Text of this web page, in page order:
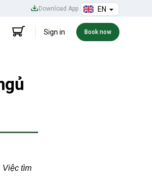
Download App EN
Sign in Book now
Việc tìm